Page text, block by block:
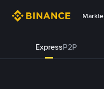
Märkte
ExpressP2P